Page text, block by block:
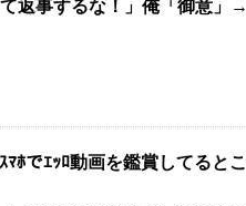
て返事するな！」俺「御意」
ﾏﾎでｴｯﾛ動画を鑑賞してると